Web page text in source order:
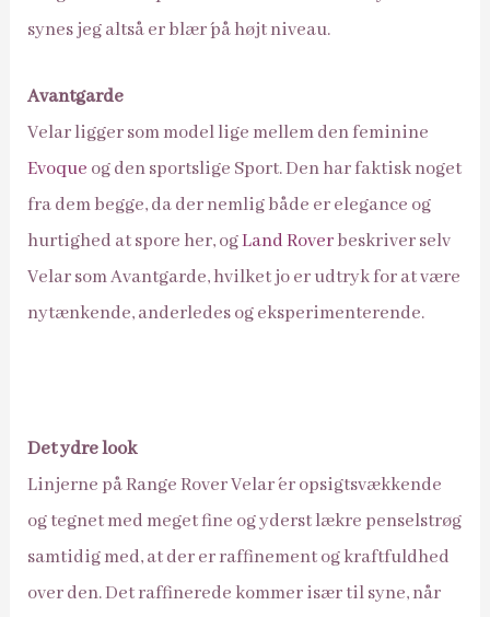
synes jeg altså er blær´ på højt niveau.
Avantgarde
Velar ligger som model lige mellem den feminine
Evoque og den sportslige Sport. Den har faktisk noget
fra dem begge, da der nemlig både er elegance og
hurtighed at spore her, ogLand Roverbeskriver selv
Velar som Avantgarde, hvilket jo er udtryk for at være
nytænkende, anderledes og eksperimenterende.
Det ydre look
Linjerne på Range Rover Velar´ er opsigtsvækkende
og tegnet med meget fine og yderst lækre penselstrøg
samtidig med, at der er raffinement og kraftfuldhed
over den. Det raffinerede kommer især til syne, når